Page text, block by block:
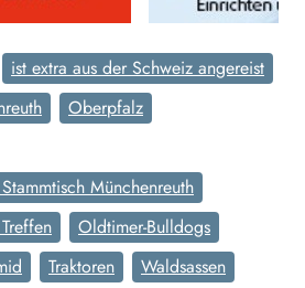
ist extra aus der Schweiz angereist
Oberpfalz
Münchenreuth
Oldtimer-Bulldogs
Traktoren Waldsassen